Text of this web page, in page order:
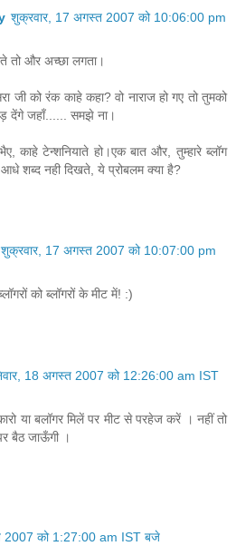
शुक्रवार, 17 अगस्त 2007 को 10:06:00 pm
तो और अच्छा लगता।
जी को रंक काहे कहा? वो नाराज हो गए तो तुमको
देंगे जहाँ...... समझे ना।
काहे टेन्शनियाते हो।एक बात और, तुम्हारे ब्लॉग
शब्द नही दिखते, ये प्रोबलम क्या है?
शुक्रवार, 17 अगस्त 2007 को 10:07:00 pm
को ब्लॉगरों के मीट में! :)
18 अगस्त 2007 को 12:26:00 am IST
या बलॉगर मिलें पर मीट से परहेज करें । नहीं तो
बैठ जाऊँगी ।
2007 को 1:27:00 am IST बजे